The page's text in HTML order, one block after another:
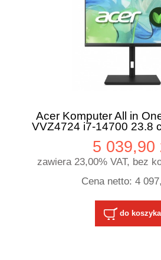
Acer Komputer All in
VVZ4724 i7-14700 23.8
5 039,90
zawiera 23,00% VAT, bez
Cena netto: 4
do koszyka